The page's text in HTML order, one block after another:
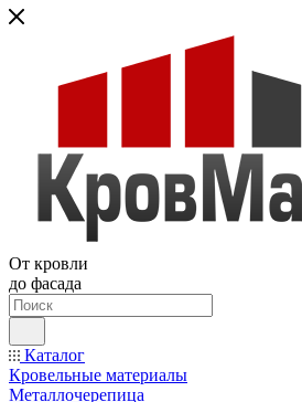
От кровли
до фасада
Каталог
Кровельные материалы
Металлочерепица